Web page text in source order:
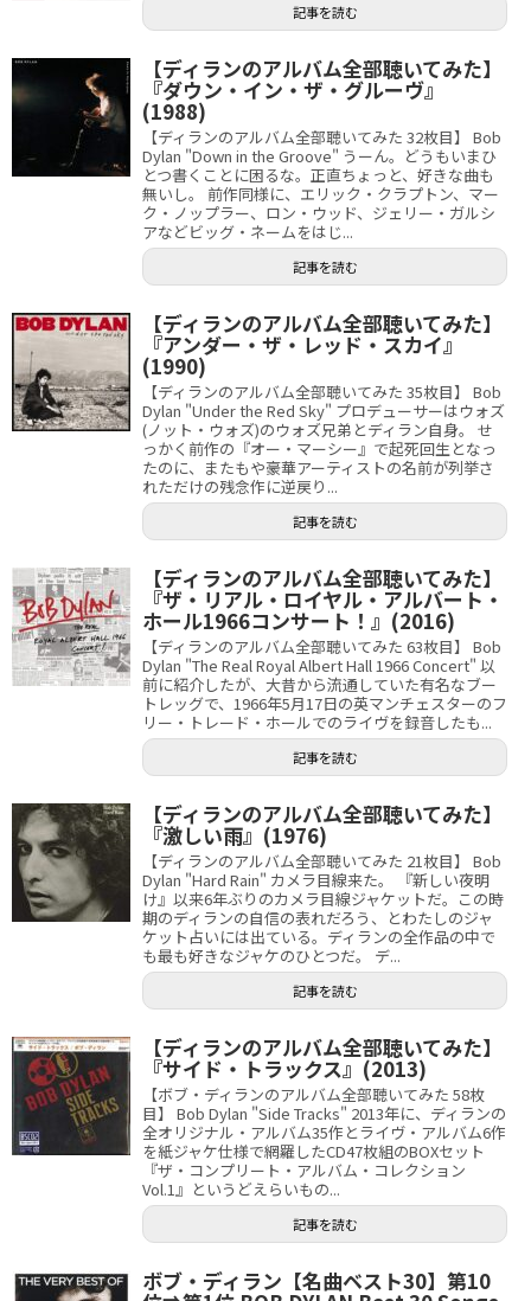
記事を読む
【ディランのアルバム全部聴いてみた】
『ダウン・イン・ザ・グルーヴ』
(1988)
【ディランのアルバム全部聴いてみた 32枚目】 Bob
Dylan "Down in the Groove" うーん。どうもいまひ
とつ書くことに困るな。正直ちょっと、好きな曲も
無いし。 前作同様に、エリック・クラプトン、マー
ク・ノップラー、ロン・ウッド、ジェリー・ガルシ
アなどビッグ・ネームをはじ...
記事を読む
【ディランのアルバム全部聴いてみた】
『アンダー・ザ・レッド・スカイ』
(1990)
【ディランのアルバム全部聴いてみた 35枚目】 Bob
Dylan "Under the Red Sky" プロデューサーはウォズ
(ノット・ウォズ)のウォズ兄弟とディラン自身。 せ
っかく前作の『オー・マーシー』で起死回生となっ
たのに、またもや豪華アーティストの名前が列挙さ
れただけの残念作に逆戻り...
記事を読む
【ディランのアルバム全部聴いてみた】
『ザ・リアル・ロイヤル・アルバート・
ホール1966コンサート！』(2016)
【ディランのアルバム全部聴いてみた 63枚目】 Bob
Dylan "The Real Royal Albert Hall 1966 Concert" 以
前に紹介したが、大昔から流通していた有名なブー
トレッグで、1966年5月17日の英マンチェスターのフ
リー・トレード・ホールでのライヴを録音したも...
記事を読む
【ディランのアルバム全部聴いてみた】
『激しい雨』(1976)
【ディランのアルバム全部聴いてみた 21枚目】 Bob
Dylan "Hard Rain" カメラ目線来た。 『新しい夜明
け』以来6年ぶりのカメラ目線ジャケットだ。この時
期のディランの自信の表れだろう、とわたしのジャ
ケット占いには出ている。ディランの全作品の中で
も最も好きなジャケのひとつだ。 デ...
記事を読む
【ディランのアルバム全部聴いてみた】
『サイド・トラックス』(2013)
【ボブ・ディランのアルバム全部聴いてみた 58枚
目】 Bob Dylan "Side Tracks" 2013年に、ディランの
全オリジナル・アルバム35作とライヴ・アルバム6作
を紙ジャケ仕様で網羅したCD47枚組のBOXセット
『ザ・コンプリート・アルバム・コレクション
Vol.1』というどえらいもの...
記事を読む
ボブ・ディラン【名曲ベスト30】第10